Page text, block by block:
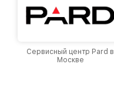
Сервисный центр Pard в
Москве